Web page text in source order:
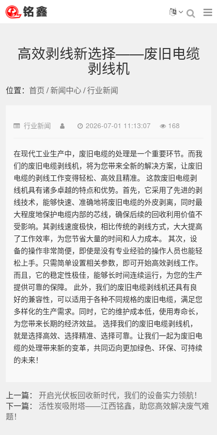
高效剥线新选择——废旧电缆
剥线机
位置： 首页 /新闻中心/行业新闻
行业新闻 2026-07-01 11:13:07 168
在现代工业生产中，废旧电缆的处理是一个重要环节。而我
们的废旧电缆剥线机，将为您带来全新的解决方案，让废旧
电缆的剥线工作变得轻松、高效且精准。 这款废旧电缆剥
线机具有诸多卓越的特点和优势。首先，它采用了先进的剥
线技术，能够快速、准确地将废旧电缆的外皮剥离，同时最
大程度地保护电缆内部的芯线，确保后续的回收利用价值不
受影响。其剥线速度极快，相比传统的剥线方式，大大提高
了工作效率，为您节省大量的时间和人力成本。 其次，设
备的操作非常简便，即使是没有专业经验的操作人员也能轻
松上手。只需简单设置相关参数，即可开始高效剥线工作。
而且，它的稳定性极佳，能够长时间连续运行，为您的生产
提供可靠的保障。 此外，我们的废旧电缆剥线机还具有良
好的兼容性，可以适用于各种不同规格的废旧电缆，满足您
多样化的生产需求。同时，它的维护成本低，使用寿命长，
为您带来长期的经济效益。 选择我们的废旧电缆剥线机，
就是选择高效、选择精准、选择可靠。让我们一起为废旧电
缆的处理带来新的变革，共同迈向更加绿色、环保、可持续
的未来！
上一篇： 开启光伏板回收新时代，我们的设备实力领航！
下一篇： 活性炭吸附塔——江西铭鑫，助您高效解决废气难
题！